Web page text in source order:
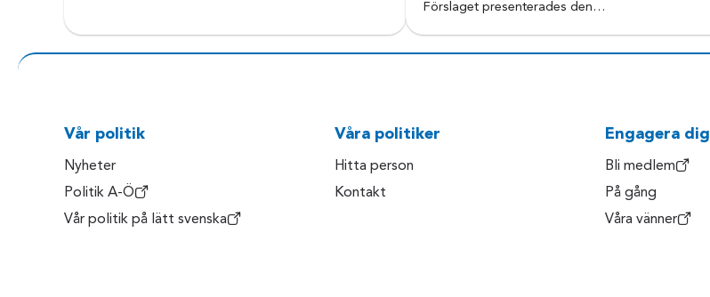
Förslaget presenterades den…
Vår politik
Nyheter
Politik A-Ö
Vår politik på lätt svenska
Våra politiker
Hitta person
Kontakt
Engagera dig
Bli medlem
På gång
Våra vänner